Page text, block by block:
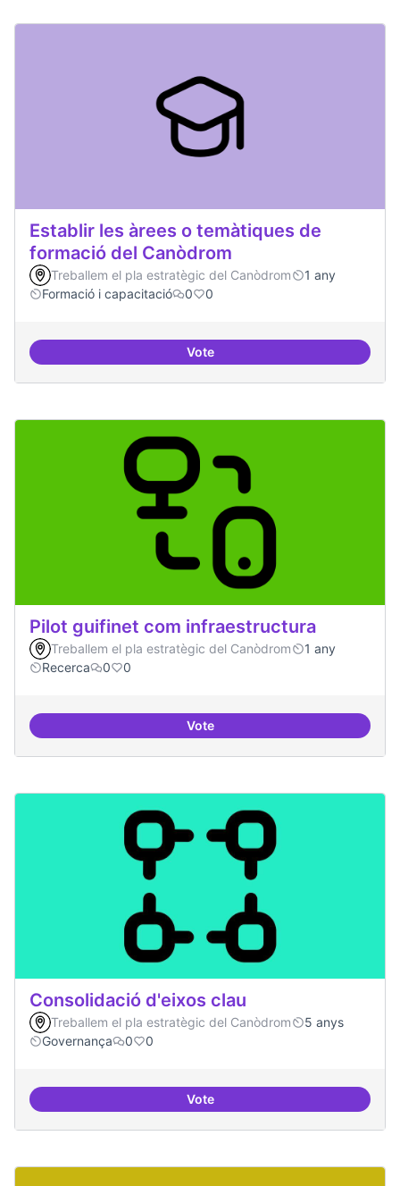
Establir les àrees o temàtiques de
formació del Canòdrom
Treballem el pla estratègic del Canòdrom
1 any
Formació i capacitació
0 0
VoteEstablir les àrees o temàtiques
Pilot guifinet com infraestructura
Treballem el pla estratègic del Canòdrom
1 any
Recerca
0 0
VotePilot guifinet com
Consolidació d'eixos clau
Treballem el pla estratègic del Canòdrom
5 anys
Governança
0 0
VoteConsolidació d'eixos clau